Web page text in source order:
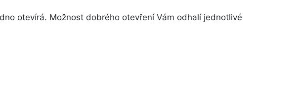
otevírá. Možnost dobrého otevření Vám odhalí jednotlivé